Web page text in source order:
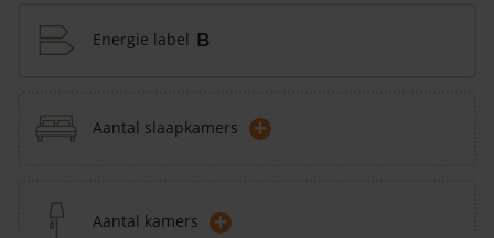
Energie label B
Aantal slaapkamers +
Aantal kamers +